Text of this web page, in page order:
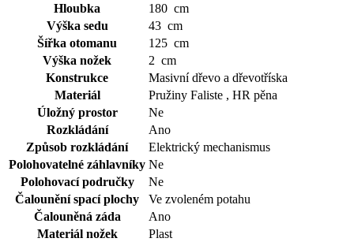
Hloubka
180 cm
Výška sedu
43 cm
Šířka otomanu
125 cm
Výška nožek
2 cm
Konstrukce
Masivní dřevo a dřevotříska
Materiál
Pružiny Faliste , HR pěna
Úložný prostor
Ne
Rozkládání
Ano
Způsob rozkládání
Elektrický mechanismus
Polohovatelné záhlavníky Ne
Polohovací područky
Ne
Čalounění spací plochy
Ve zvoleném potahu
Čalouněná záda
Ano
Materiál nožek
Plast